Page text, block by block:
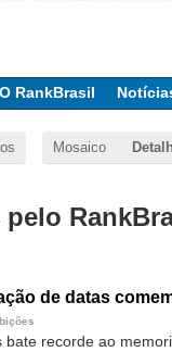
O RankBrasil
Mosaico
de datas
bate recorde ao